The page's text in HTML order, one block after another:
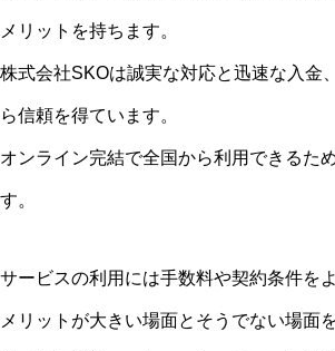
メリットを持ちます。
株式会社SKOは誠実な対応と迅速な入金
ら信頼を得ています。
オンライン完結で全国から利用できるた
す。
サービスの利用には手数料や契約条件を
メリットが大きい場面とそうでない場面